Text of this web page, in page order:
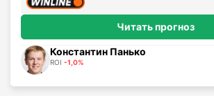
Читать прогноз
Константин Панько
ROI -1,0%